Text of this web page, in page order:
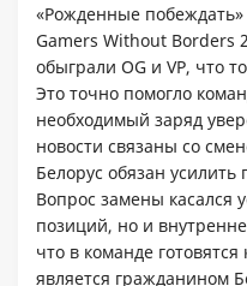
«Рожденные
Gamers Without Borders
обыграли OG и VP, что
Это точно помогло
необходимый заряд
новости связаны со
Белорус обязан
Вопрос замены касался
позиций, но и
что в команде
является гражданином